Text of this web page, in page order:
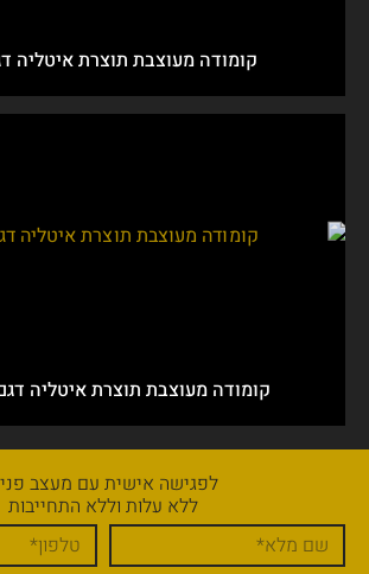
קומודה מעוצבת תוצרת איטליה דגם Ola
קומודה מעוצבת תוצרת איטליה דגם Segna
לפגישה אישית עם מעצב פנים
ללא עלות וללא התחייבות